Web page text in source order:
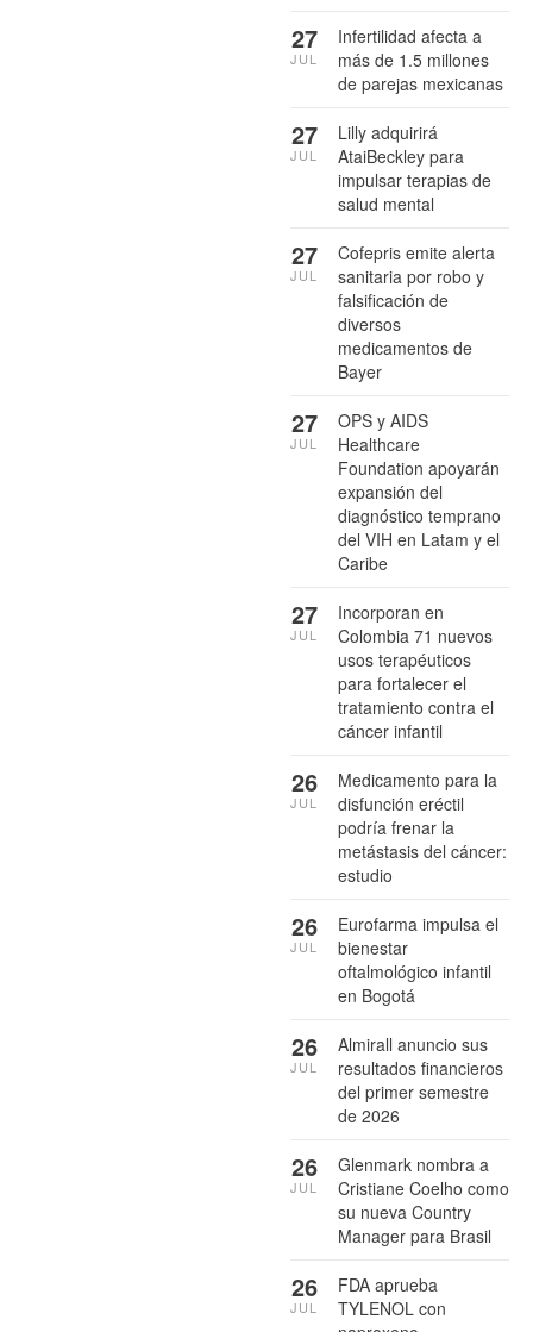
Infertilidad afecta a
más de 1.5 millones
de parejas mexicanas
27
JUL
Lilly adquirirá
AtaiBeckley para
impulsar terapias de
salud mental
27
JUL
Cofepris emite alerta
sanitaria por robo y
falsificación de
diversos
medicamentos de
Bayer
27
JUL
OPS y AIDS
Healthcare
Foundation apoyarán
expansión del
diagnóstico temprano
del VIH en Latam y el
Caribe
27
JUL
Incorporan en
Colombia 71 nuevos
usos terapéuticos
para fortalecer el
tratamiento contra el
cáncer infantil
27
JUL
Medicamento para la
disfunción eréctil
podría frenar la
metástasis del cáncer:
estudio
26
JUL
Eurofarma impulsa el
bienestar
oftalmológico infantil
en Bogotá
26
JUL
Almirall anuncio sus
resultados financieros
del primer semestre
de 2026
26
JUL
Glenmark nombra a
Cristiane Coelho como
su nueva Country
Manager para Brasil
26
JUL
FDA aprueba
TYLENOL con
26
JUL